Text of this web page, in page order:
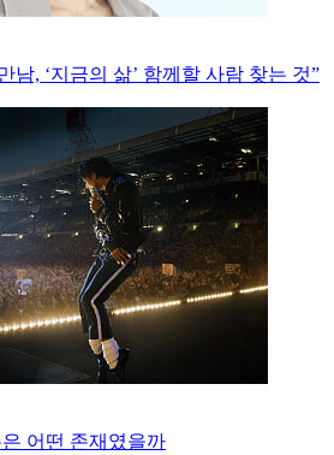
남, ‘지금의 삶’ 함께할 사람 찾는 것”
어떤 존재였을까